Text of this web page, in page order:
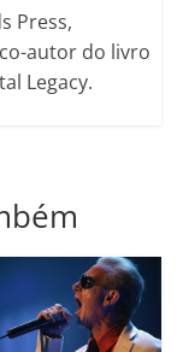
Press,
autor do livro
Legacy.